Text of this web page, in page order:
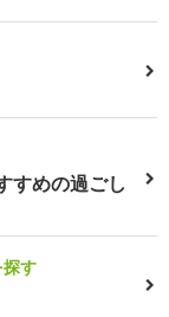
すめの過ごし
す